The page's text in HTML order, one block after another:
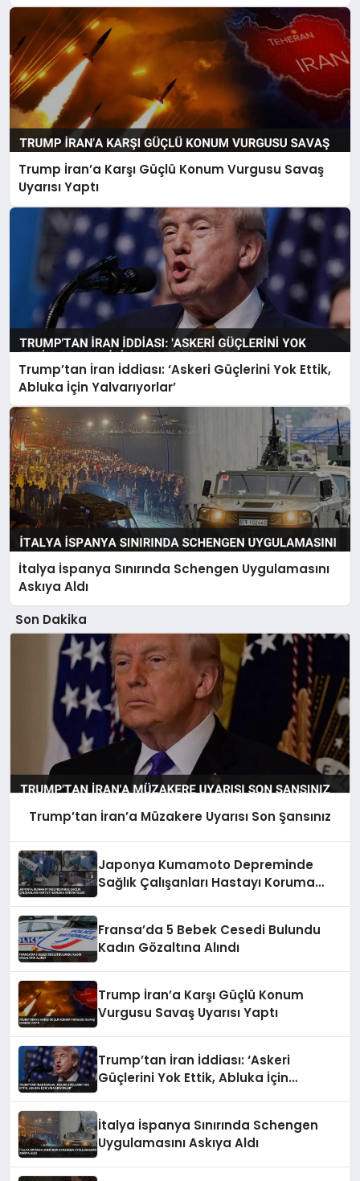
Trump İran’a Karşı Güçlü Konum Vurgusu Savaş
Uyarısı Yaptı
Trump’tan İran İddiası: ‘Askeri Güçlerini Yok Ettik,
Abluka İçin Yalvarıyorlar’
İtalya İspanya Sınırında Schengen Uygulamasını
Askıya Aldı
Son Dakika
Trump’tan İran’a Müzakere Uyarısı Son Şansınız
Japonya Kumamoto Depreminde
Sağlık Çalışanları Hastayı Koruma
Fransa’da 5 Bebek Cesedi Bulundu
Kadın Gözaltına Alındı
Trump İran’a Karşı Güçlü Konum
Vurgusu Savaş Uyarısı Yaptı
Trump’tan İran İddiası: ‘Askeri
Güçlerini Yok Ettik, Abluka İçin
İtalya İspanya Sınırında Schengen
Uygulamasını Askıya Aldı